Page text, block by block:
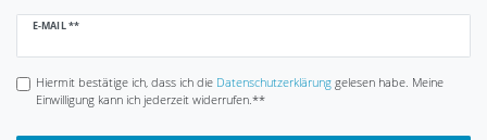
E-MAIL **
Newsletter
Hiermit bestätige ich, dass ich die Daten­schutz­erklärunggelesen habe. Meine
Einwilligung kann ich jederzeit widerrufen.**